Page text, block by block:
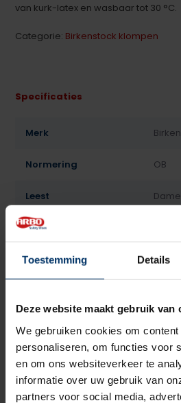
Toestemming Details
Deze website maakt gebruik van
We gebruiken cookies om
personaliseren, om functies voor
en om ons websiteverkeer te
informatie over uw gebruik van
partners voor social media,
van kurk-latex en wasbaar tot 30 °C.
Categorie: Birkenstock klompen
Specificaties
Merk
Normering OB
Leest
Model
Sluiting Geen
Neusbeveiliging Staal
Zoolbeveiliging Geen